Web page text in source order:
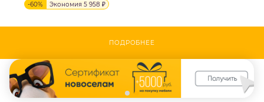
-60% Экономия 5 958 ₽
ПОДРОБНЕЕ